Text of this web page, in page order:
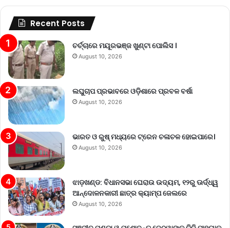
Recent Posts
ଚର୍ଚ୍ଚାରେ ମୟୂରଭଞ୍ଜ ଖୁଣ୍ଟା ପୋଲିସ ।
August 10, 2026
ଲଘୁଚାପ ପ୍ରଭାବରେ ଓଡ଼ିଶାରେ ପ୍ରବଳ ବର୍ଷା
August 10, 2026
ଭାରତ ଓ ରୁଷ୍ ମଧ୍ୟରେ ଟ୍ରେନ ଚଳାଚଳ ହୋଇପାରେ।
August 10, 2026
ଝାଡ଼ଖଣ୍ଡ: ବିଧାନସଭା ଘେରାଉ ଉଦ୍ୟମ, ୧୨ରୁ ଊର୍ଦ୍ଧ୍ୱ
ଆନ୍ଦୋଳନକାରୀ ଛାତ୍ର କ୍ୟାମ୍ପ ଜେଲରେ
August 10, 2026